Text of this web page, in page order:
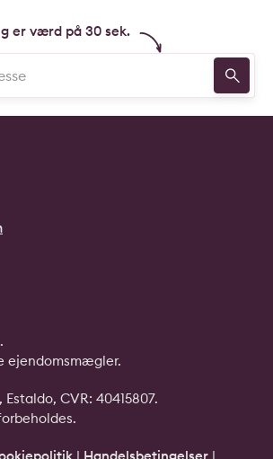
er værd på 30 sek.
CVR: 40415807.
| Handelsbetingelser |
ejendomsmægler.